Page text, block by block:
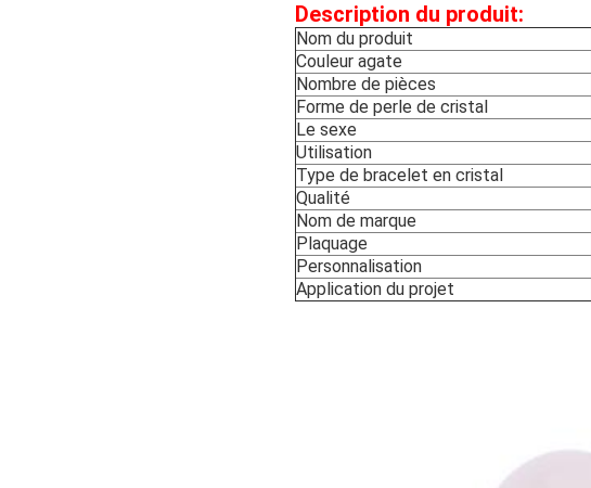
Description du produit:
Nom du produit
Couleur agate
Nombre de pièces
Forme de perle de cristal
Le sexe
Utilisation
Type de bracelet en cristal
Qualité
Nom de marque
Plaquage
Personnalisation
Application du projet